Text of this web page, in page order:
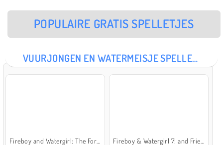
POPULAIRE GRATIS SPELLETJES
VUURJONGEN EN WATERMEISJE SPELLETJES